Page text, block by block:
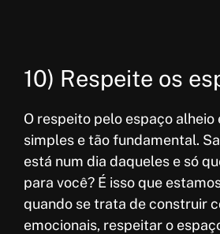
10) Respeite os
O respeito pelo espaço alheio
simples e tão fundamental.
está num dia daqueles e só
para você? É isso que
quando se trata de construir
emocionais, respeitar o